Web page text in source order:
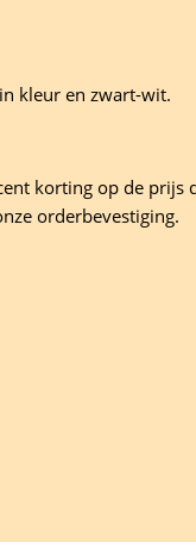
kleur en zwart-wit.
korting op de prijs
orderbevestiging.